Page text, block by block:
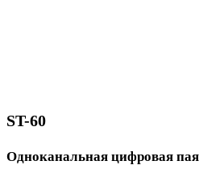
ST-60
Одноканальная цифровая